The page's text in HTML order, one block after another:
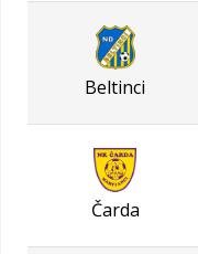
Beltinci
Čarda